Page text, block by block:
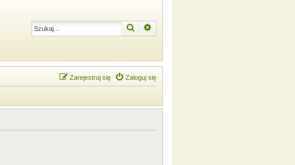
Szukaj
Zaloguj się
Zarejestruj się